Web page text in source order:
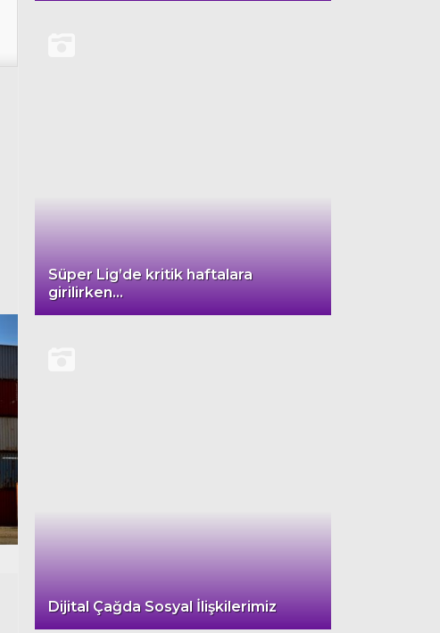
Süper Lig’de kritik haftalara
girilirken…
Dijital Çağda Sosyal İlişkilerimiz